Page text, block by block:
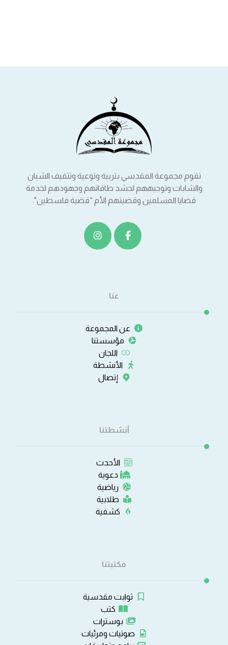
تقوم مجموعة المقدسي بتربية وتوعية وتثقيف الشبان
والشابات وتوجيههم لحشد طاقاتهم وجهودهم لخدمة
قضايا المسلمين وقضيتهم الأم “قضية فلسطين".
عنا
عن المجموعة
مؤسستنا
اللجان
الأنشطة
إتصال
أنشطتنا
الأحدث
دعوية
رياضية
طلابية
كشفية
مكتبتنا
ثوابت مقدسية
كتب
بوسترات
صوتيات ومرئيات